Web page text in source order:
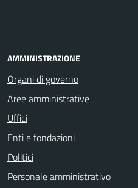
AMMINISTRAZIONE
Organi di governo
Aree amministrative
Uffici
Enti e fondazioni
Politici
Personale amministrativo